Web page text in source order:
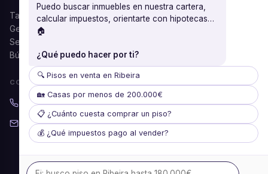
Tasación gratuita
Gestión documental
Seguros
Búsqueda personalizada
CONTACTO
981 87 37 53
info@juanmaroto.com
Lun–Vie: 09:30–14:00 / 16:30–20:30
Puedo buscar inmuebles en nuestra cartera,
calcular impuestos, orientarte con hipotecas…
🏠
¿Qué puedo hacer por ti?
🔍 Pisos en venta en Ribeira
🏡 Casas por menos de 200.000€
📋 ¿Cuánto cuesta comprar un piso?
💰 ¿Qué impuestos pago al vender?